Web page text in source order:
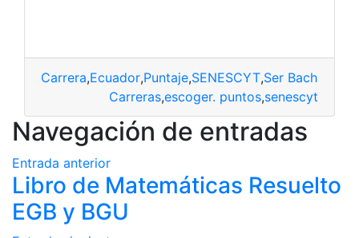
Carrera,Ecuador,Puntaje,SENESCYT,Ser Bachiller
Carreras,escoger. puntos,senescyt
Navegación de entradas
Entrada anterior
Libro de Matemáticas Resuelto
EGB y BGU